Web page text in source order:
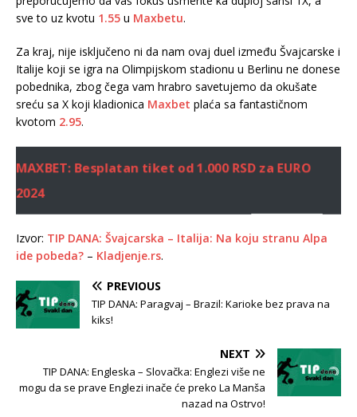
sve to uz kvotu 1.55 u Maxbetu.
Za kraj, nije isključeno ni da nam ovaj duel između Švajcarske i
Italije koji se igra na Olimpijskom stadionu u Berlinu ne donese
pobednika, zbog čega vam hrabro savetujemo da okušate
sreću sa X koji kladionica Maxbet plaća sa fantastičnom
kvotom 2.95.
MAXBET: Besplatan tiket od 1.000 RSD za EURO
2024
Izvor: TIP DANA: Švajcarska – Italija: Na koju stranu Alpa
ide pobeda? – Kladjenje.rs.
PREVIOUS
TIP DANA: Paragvaj – Brazil: Karioke bez prava na
kiks!
NEXT
TIP DANA: Engleska – Slovačka: Englezi više ne
mogu da se prave Englezi inače će preko La Manša
nazad na Ostrvo!